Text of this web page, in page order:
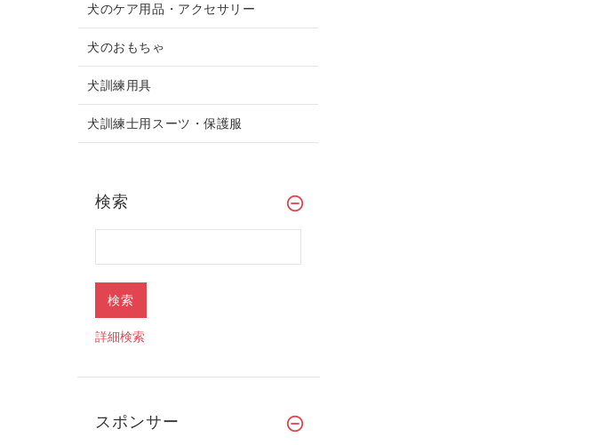
犬のケア用品・アクセサリー
犬のおもちゃ
犬訓練用具
犬訓練士用スーツ・保護服
検索
詳細検索
スポンサー